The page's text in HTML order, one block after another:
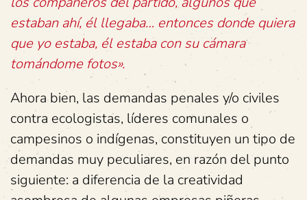
estaban ahí, él llegaba… entonces donde quiera
que yo estaba, él estaba con su cámara
tomándome fotos».
Ahora bien, las demandas penales y/o civiles
contra ecologistas, líderes comunales o
campesinos o indígenas, constituyen un tipo de
demandas muy peculiares, en razón del punto
siguiente: a diferencia de la creatividad